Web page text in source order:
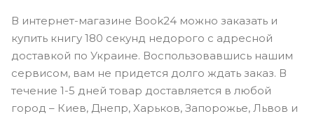
В интернет-магазине Book24 можно заказать и
купить книгу 180 секунд недорого с адресной
доставкой по Украине. Воспользовавшись нашим
сервисом, вам не придется долго ждать заказ. В
течение 1-5 дней товар доставляется в любой
город – Киев, Днепр, Харьков, Запорожье, Львов и